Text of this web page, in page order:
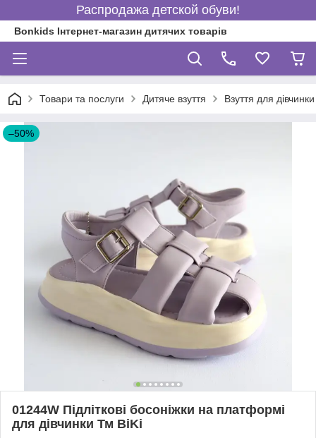
Распродажа детской обуви!
Bonkids Інтернет-магазин дитячих товарів
Товари та послуги Дитяче взуття Взуття для дівчинки
–50%
01244W Підліткові босоніжки на платформі
для дівчинки Тм BiKi